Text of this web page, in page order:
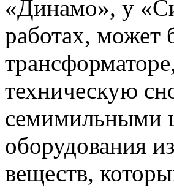
«Динамо», у
работах, может
техническую
семимильными
оборудования
веществ,